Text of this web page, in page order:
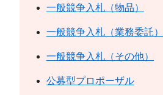
一般競争入札（物品）
一般競争入札（業務委託）
一般競争入札（その他）
公募型プロポーザル